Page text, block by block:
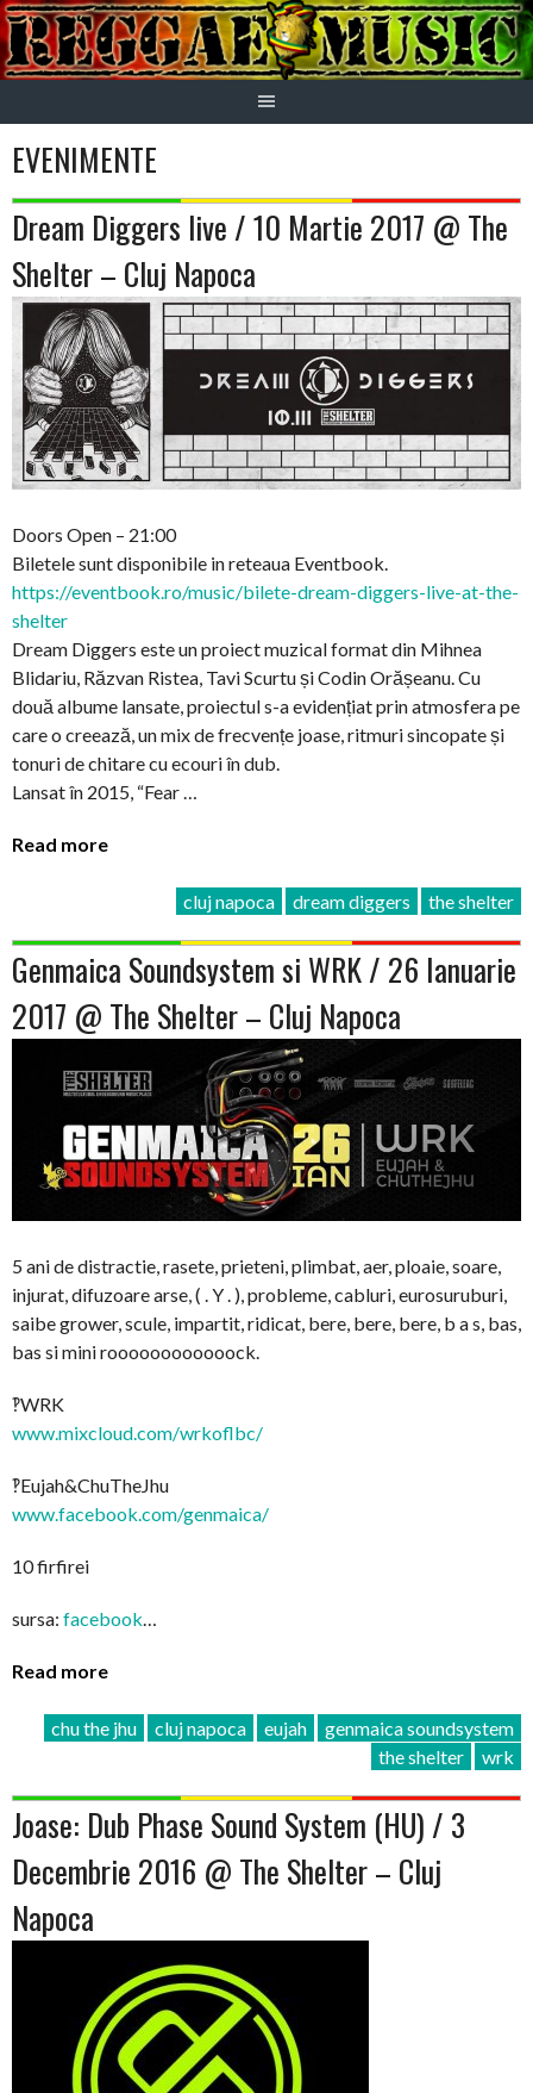
Skip
to
content
EVENIMENTE
Dream Diggers live / 10 Martie 2017 @ The
Shelter – Cluj Napoca
Doors Open – 21:00
Biletele sunt disponibile in reteaua Eventbook.
https://eventbook.ro/music/bilete-dream-diggers-live-at-the-
shelter
Dream Diggers este un proiect muzical format din Mihnea
Blidariu, Răzvan Ristea, Tavi Scurtu și Codin Orășeanu. Cu
două albume lansate, proiectul s-a evidențiat prin atmosfera pe
care o creează, un mix de frecvențe joase, ritmuri sincopate și
tonuri de chitare cu ecouri în dub.
Lansat în 2015, “Fear …
Read more
cluj napoca dream diggers the shelter
Genmaica Soundsystem si WRK / 26 Ianuarie
2017 @ The Shelter – Cluj Napoca
5 ani de distractie, rasete, prieteni, plimbat, aer, ploaie, soare,
injurat, difuzoare arse, ( . Y . ), probleme, cabluri, eurosuruburi,
saibe grower, scule, impartit, ridicat, bere, bere, bere, b a s, bas,
bas si mini roooooooooooock.
‽WRK
www.mixcloud.com/wrkoflbc/
‽Eujah&ChuTheJhu
www.facebook.com/genmaica/
10 firfirei
sursa: facebook
Read more
chu the jhu cluj napoca eujah
genmaica soundsystem
the shelter
wrk
Joase: Dub Phase Sound System (HU) / 3
Decembrie 2016 @ The Shelter – Cluj
Napoca